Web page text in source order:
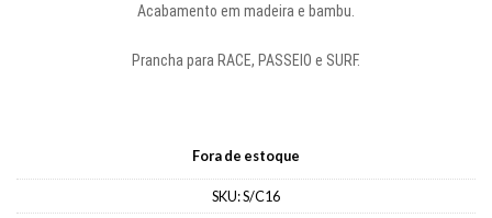
Acabamento em madeira e bambu.
Prancha para RACE, PASSEIO e SURF.
Fora de estoque
SKU:S/C16